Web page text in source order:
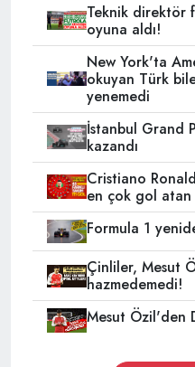
Teknik direktör
oyuna aldı!
New York'ta
okuyan Türk
yenemedi
İstanbul Grand
kazandı
Cristiano
en çok gol
Formula 1
Çinliler, Mesut
hazmedemedi!
Mesut Özil'den